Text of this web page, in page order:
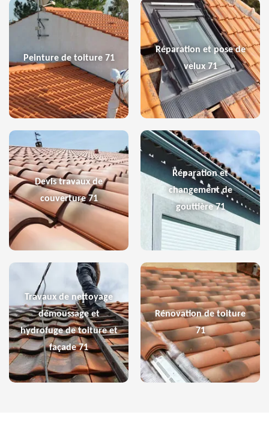
Peinture de toiture 71
Réparation et pose de
velux 71
Devis travaux de
couverture 71
Réparation et
changement de
gouttière 71
Travaux de nettoyage
démoussage et
hydrofuge de toiture et
façade 71
Rénovation de toiture
71